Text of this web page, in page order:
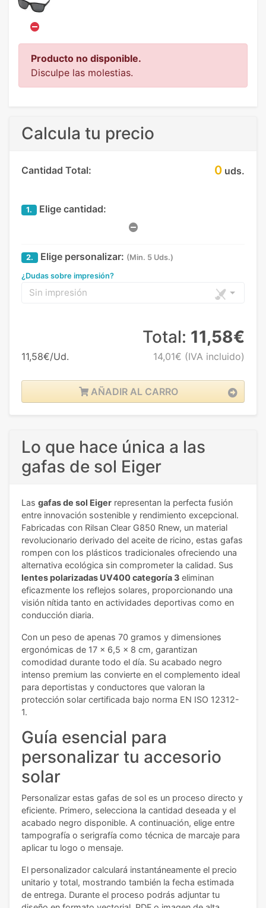
Producto no disponible.
Disculpe las molestias.
Calcula tu precio
Cantidad Total: 0 uds.
1. Elige cantidad:
2. Elige personalizar: (Min. 5 Uds.)
¿Dudas sobre impresión?
Sin impresión
11,58€/Ud.
Total: 11,58€
14,01€ (IVA incluido)
AÑADIR AL CARRO
Lo que hace única a las
gafas de sol Eiger
Las gafas de sol Eiger representan la perfecta fusión
entre innovación sostenible y rendimiento excepcional.
Fabricadas con Rilsan Clear G850 Rnew, un material
revolucionario derivado del aceite de ricino, estas gafas
rompen con los plásticos tradicionales ofreciendo una
alternativa ecológica sin comprometer la calidad. Sus
lentes polarizadas UV400 categoría 3 eliminan
eficazmente los reflejos solares, proporcionando una
visión nítida tanto en actividades deportivas como en
conducción diaria.
Con un peso de apenas 70 gramos y dimensiones
ergonómicas de 17 x 6,5 x 8 cm, garantizan
comodidad durante todo el día. Su acabado negro
intenso premium las convierte en el complemento ideal
para deportistas y conductores que valoran la
protección solar certificada bajo norma EN ISO 12312-
1.
Guía esencial para
personalizar tu accesorio
solar
Personalizar estas gafas de sol es un proceso directo y
eficiente. Primero, selecciona la cantidad deseada y el
acabado negro disponible. A continuación, elige entre
tampografía o serigrafía como técnica de marcaje para
aplicar tu logo o mensaje.
El personalizador calculará instantáneamente el precio
unitario y total, mostrando también la fecha estimada
de entrega. Durante el proceso podrás adjuntar tu